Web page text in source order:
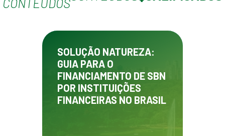
SOLUÇÃO NATUREZA:
GUIA PARA O
FINANCIAMENTO DE SBN
POR INSTITUIÇÕES
FINANCEIRAS NO BRASIL